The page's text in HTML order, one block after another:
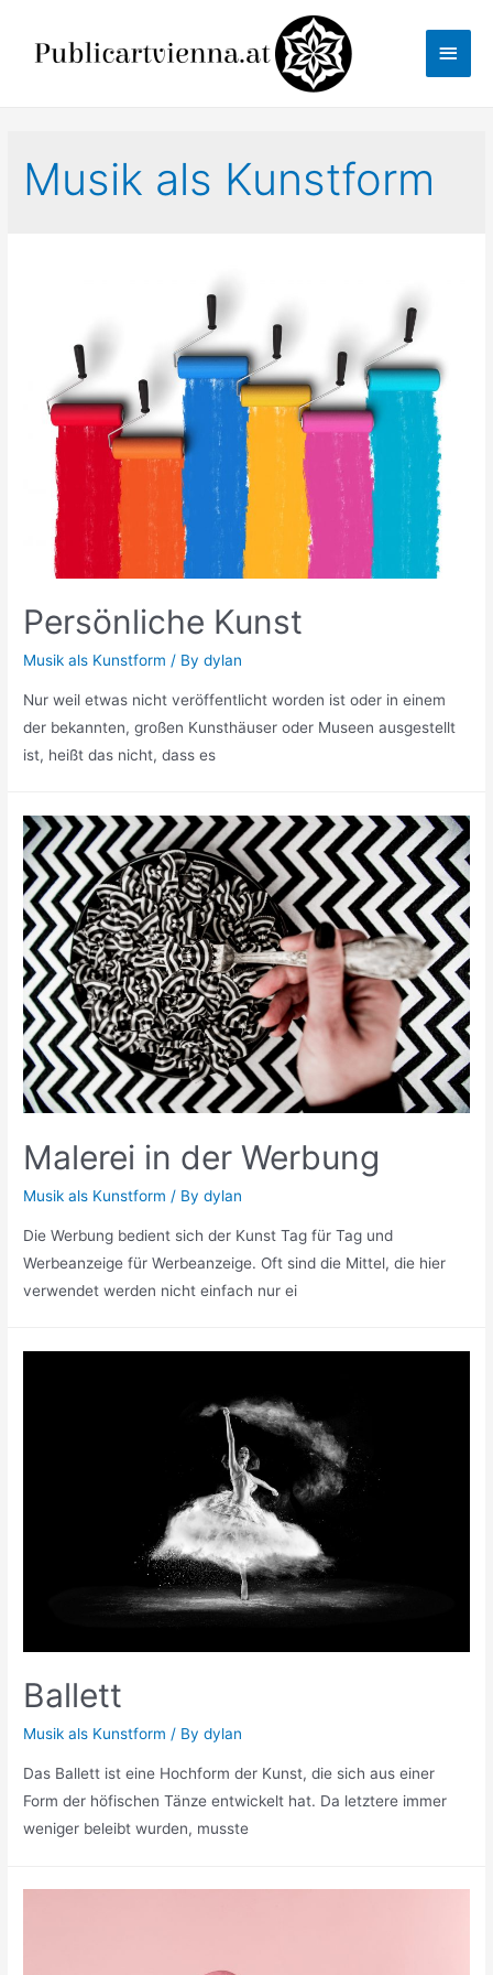
content
Main
Musik als Kunstform
Persönliche Kunst
Musik als Kunstform / Bydylan
Nur weil etwas nicht veröffentlicht worden ist oder in einem
der bekannten, großen Kunsthäuser oder Museen ausgestellt
ist, heißt das nicht, dass es
Malerei in der Werbung
Musik als Kunstform / Bydylan
Die Werbung bedient sich der Kunst Tag für Tag und
Werbeanzeige für Werbeanzeige. Oft sind die Mittel, die hier
verwendet werden nicht einfach nur ei
Ballett
Musik als Kunstform / Bydylan
Das Ballett ist eine Hochform der Kunst, die sich aus einer
Form der höfischen Tänze entwickelt hat. Da letztere immer
weniger beleibt wurden, musste